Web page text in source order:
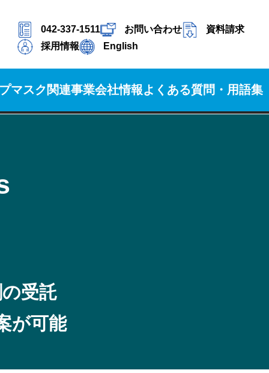
042-337-1511 お問い合わせ
資料請求
採用情報
English
マスク関連事業会社情報よくある質問・用語集
受託
が可能